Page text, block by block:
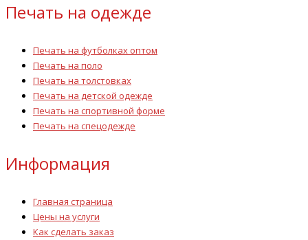
Печать на одежде
Печать на футболках оптом
Печать на поло
Печать на толстовках
Печать на детской одежде
Печать на спортивной форме
Печать на спецодежде
Информация
Главная страница
Цены на услуги
Как сделать заказ